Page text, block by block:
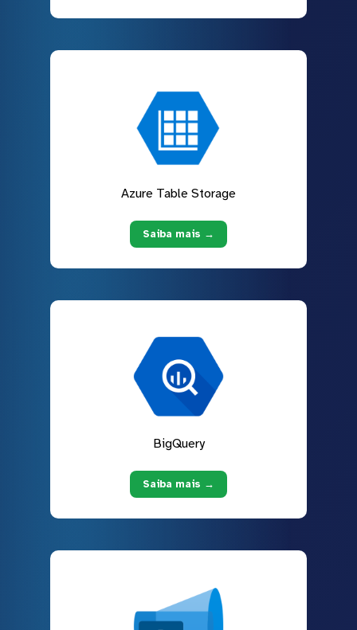
Azure Table Storage
Saiba mais →
BigQuery
Saiba mais →